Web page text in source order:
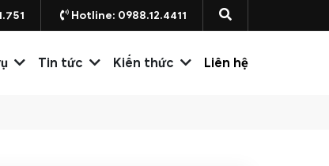
Hotline: 0988.12.4411
Tin tức Kiến thức Liên hệ